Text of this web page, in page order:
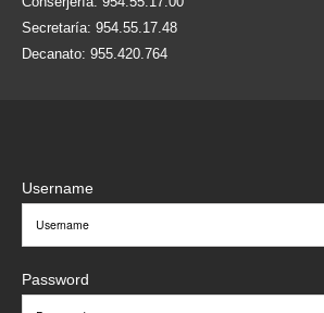
Secretaría: 954.55.17.48
Decanato: 955.420.764
Username
Password